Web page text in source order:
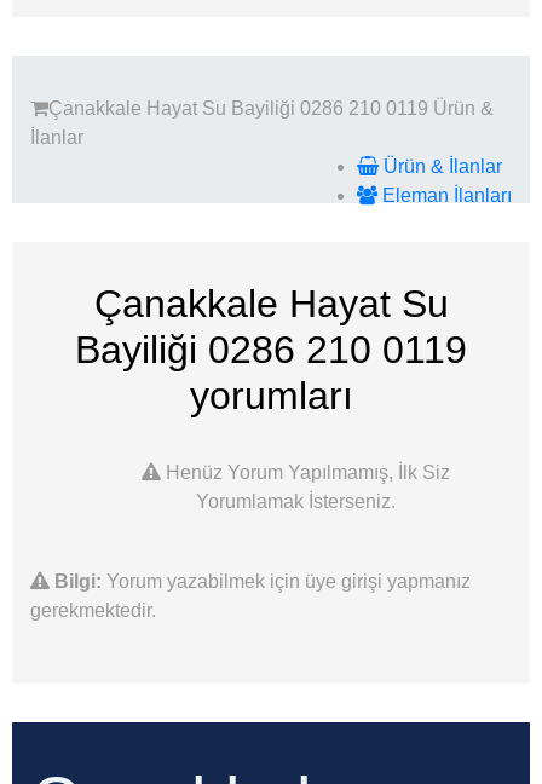
Çanakkale Hayat Su Bayiliği 0286 210 0119 Ürün &
İlanlar
Ürün & İlanlar
Eleman İlanları
Çanakkale Hayat Su
Bayiliği 0286 210 0119
yorumları
Henüz Yorum Yapılmamış, İlk Siz
Yorumlamak İsterseniz.
Bilgi: Yorum yazabilmek için üye girişi yapmanız
gerekmektedir.